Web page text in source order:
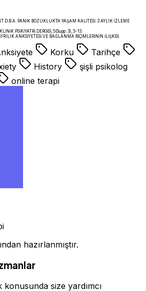
D.B.A. PANİK BOZUKLUKTA YAŞAM KALİTESİ: 3 AYLIK İZLEME
PSİKİYATRİ DERGİSİ, 5(Supp: 3), 5-13.
ANKSİYETESİ VE BAĞLANMA BİÇİMLERİNİN İLİŞKİSİ.
Korku
Tarihçe
History
şişli psikolog
online terapi
hazırlanmıştır.
size yardımcı